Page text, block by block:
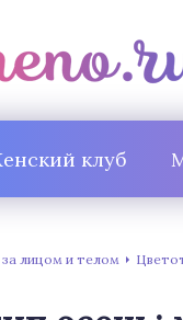
клуб
лицом и телом